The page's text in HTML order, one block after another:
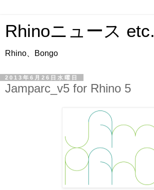
Rhinoニュース etc.
Rhino、Bongo
2013年6月26日水曜日
Jamparc_v5 for Rhino 5